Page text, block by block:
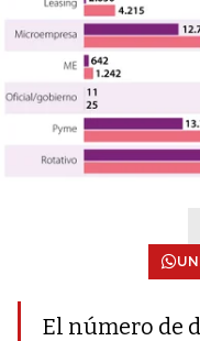
El número de